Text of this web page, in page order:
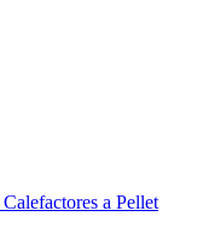
Calefactores a Pellet